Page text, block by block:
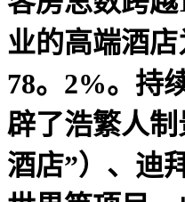
业的高端酒
78。2%。持
辟了浩繁人
酒店”）、迪